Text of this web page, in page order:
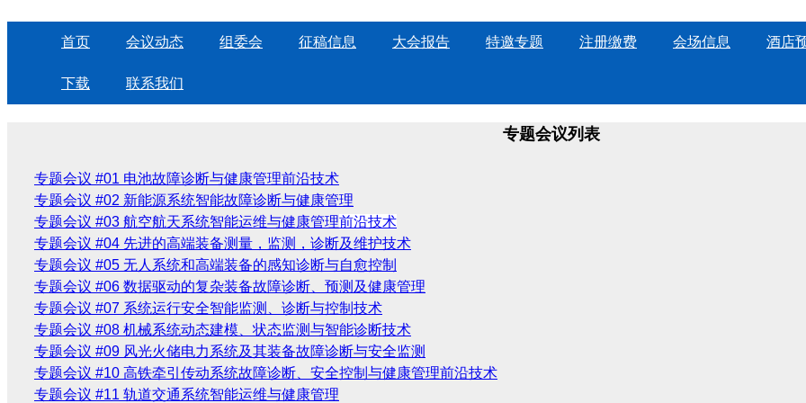
首页 会议动态 组委会 征稿信息 大会报告 特邀专题 注册缴费 会场信息 酒店
下载 联系我们
专题会议列表
专题会议 #01 电池故障诊断与健康管理前沿技术
专题会议 #02 新能源系统智能故障诊断与健康管理
专题会议 #03 航空航天系统智能运维与健康管理前沿技术
专题会议 #04 先进的高端装备测量，监测，诊断及维护技术
专题会议 #05 无人系统和高端装备的感知诊断与自愈控制
专题会议 #06 数据驱动的复杂装备故障诊断、预测及健康管理
专题会议 #07 系统运行安全智能监测、诊断与控制技术
专题会议 #08 机械系统动态建模、状态监测与智能诊断技术
专题会议 #09 风光火储电力系统及其装备故障诊断与安全监测
专题会议 #10 高铁牵引传动系统故障诊断、安全控制与健康管理前沿技术
专题会议 #11 轨道交通系统智能运维与健康管理